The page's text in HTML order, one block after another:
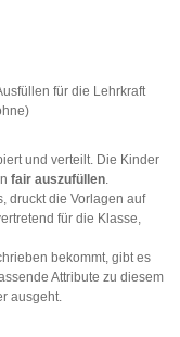
für die Lehrkraft
und verteilt. Die Kinder
fair auszufüllen.
druckt die Vorlagen auf
für die Klasse,
bekommt, gibt es
Attribute zu diesem
ausgeht.